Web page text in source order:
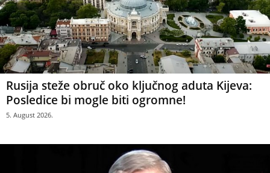
Rusija steže obruč oko ključnog aduta Kijeva:
Posledice bi mogle biti ogromne!
5. August 2026.